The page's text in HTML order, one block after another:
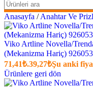
Anasayfa / Anahtar Ve
Viko Artline Novella/
(Mekanizma Hariç)
71,41₺.39,27₺Şu anki
Ürünlere geri dön